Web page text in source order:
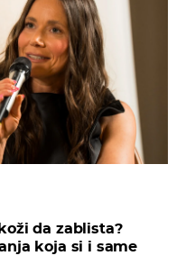
da zablista?
koja si i same